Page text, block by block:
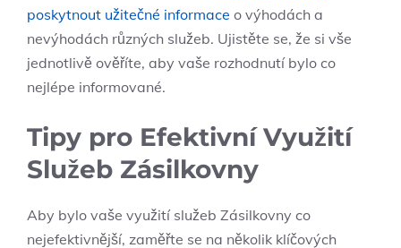
poskytnout užitečné informace o výhodách a
nevýhodách různých služeb. Ujistěte se, že si vše
jednotlivě ověříte, aby vaše rozhodnutí bylo co
nejlépe informované.
Tipy pro Efektivní Využití
Služeb Zásilkovny
Aby bylo vaše využití služeb Zásilkovny co
nejefektivnější, zaměřte se na několik klíčových